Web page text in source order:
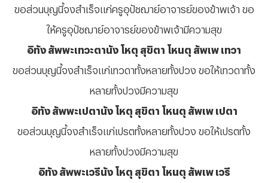
ขอส่วนบุญนี้จงสำเร็จแก่ครูอุปัชฌาย์อาจารย์ของข้าพเจ้า ขอ
ให้ครูอุปัชฌาย์อาจารย์ของข้าพเจ้ามีความสุข
อิทัง สัพพะเทวะตานัง โหตุ สุขิตา โหนตุ สัพเพ เทวา
ขอส่วนบุญนี้จงสำเร็จแก่เทวดาทั้งหลายทั้งปวง ขอให้เทวดาทั้ง
หลายทั้งปวงมีความสุข
อิทัง สัพพะเปตานัง โหตุ สุขิตา โหนตุ สัพเพ เปตา
ขอส่วนบุญนี้จงสำเร็จแก่เปรตทั้งหลายทั้งปวง ขอให้เปรตทั้ง
หลายทั้งปวงมีความสุข
อิทัง สัพพะเวรีนัง โหตุ สุขิตา โหนตุ สัพเพ เวรี